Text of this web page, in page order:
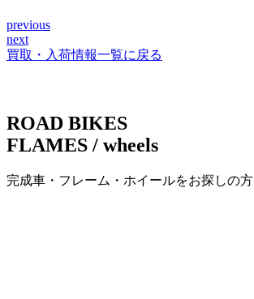
投
稿
ゲ
シ
previous
next
買取・入荷情報一覧に戻る
ROAD BIKES
FLAMES / wheels
完成車・フレーム・ホイールをお探しの方